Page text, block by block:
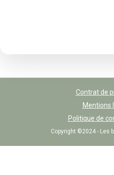
Contrat de
Mentions
Politique de
Copyright ©2024 - Les